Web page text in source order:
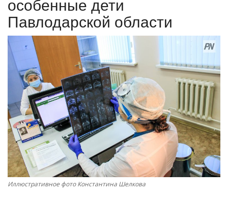
КАЗАХСТАН
МИР
СПЕЦПРОЕКТЫ
СПОРТ
Чек-лист
РАЗВЛЕЧЕНИЯ
OFFICIAL
особенные дети
Павлодарской области
Иллюстративное фото Константина Шелкова